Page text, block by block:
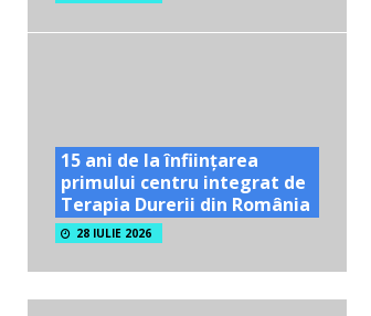
15 ani de la înființarea
primului centru integrat de
Terapia Durerii din România
28 IULIE 2026